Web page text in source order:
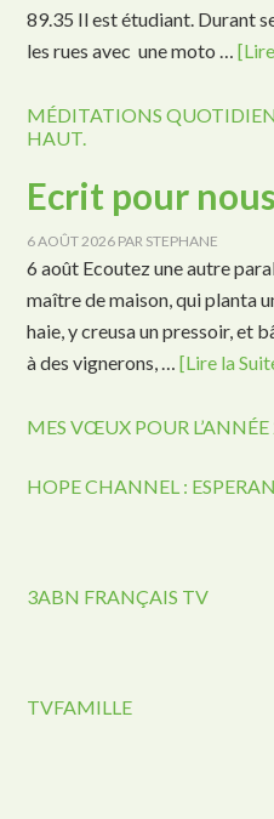
89.35 Il est étudiant. Durant
les rues avec une moto …
MÉDITATIONS
HAUT.
Ecrit pour
6 AOÛT 2026 PAR STEPHANE
6 août Ecoutez une autre
maître de maison, qui planta
haie, y creusa un pressoir, et
à des vignerons, …[Lire la
MES VŒUX POUR L’ANNÉE
HOPE CHANNEL :
3ABN FRANÇAIS TV
TVFAMILLE